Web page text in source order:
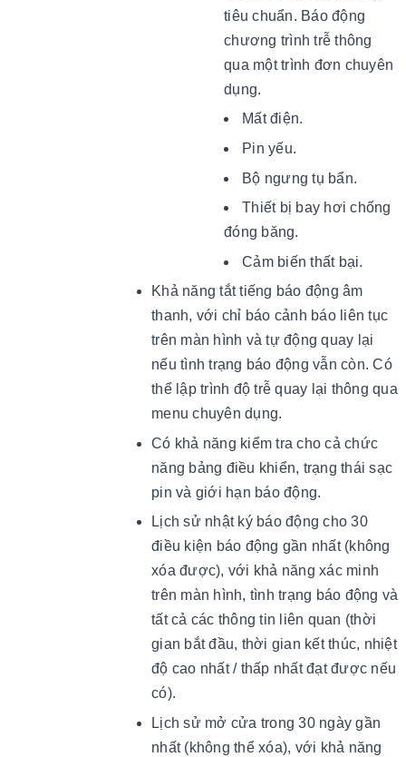
tiêu chuẩn. Báo động
chương trình trễ thông
qua một trình đơn chuyên
dụng.
Mất điện.
Pin yếu.
Bộ ngưng tụ bẩn.
Thiết bị bay hơi chống
đóng băng.
Cảm biến thất bại.
Khả năng tắt tiếng báo động âm
thanh, với chỉ báo cảnh báo liên tục
trên màn hình và tự động quay lại
nếu tình trạng báo động vẫn còn. Có
thể lập trình độ trễ quay lại thông qua
menu chuyên dụng.
Có khả năng kiểm tra cho cả chức
năng bảng điều khiển, trạng thái sạc
pin và giới hạn báo động.
Lịch sử nhật ký báo động cho 30
điều kiện báo động gần nhất (không
xóa được), với khả năng xác minh
trên màn hình, tình trạng báo động và
tất cả các thông tin liên quan (thời
gian bắt đầu, thời gian kết thúc, nhiệt
độ cao nhất / thấp nhất đạt được nếu
có).
Lịch sử mở cửa trong 30 ngày gần
nhất (không thể xóa), với khả năng